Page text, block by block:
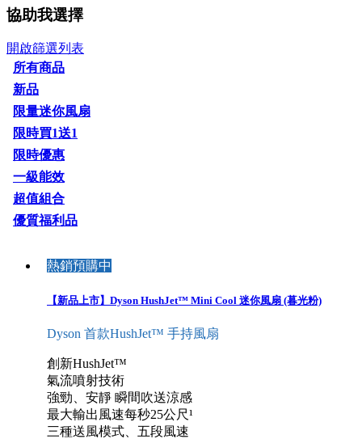
協助我選擇
開啟篩選列表
所有商品
新品
限量迷你風扇
限時買1送1
限時優惠
一級能效
超值組合
優質福利品
熱銷預購中
【新品上市】Dyson HushJet™ Mini Cool 迷你風扇 (暮光粉)
Dyson 首款HushJet™ 手持風扇
創新HushJet™
氣流噴射技術
強勁、安靜 瞬間吹送涼感
最大輸出風速每秒25公尺¹
三種送風模式、五段風速